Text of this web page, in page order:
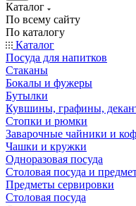
Каталог
По всему сайту
По каталогу
Каталог
Посуда для напитков
Стаканы
Бокалы и фужеры
Бутылки
Кувшины, графины,
Стопки и рюмки
Заварочные чайники и
Чашки и кружки
Одноразовая посуда
Столовая посуда и
Предметы сервировки
Столовая посуда